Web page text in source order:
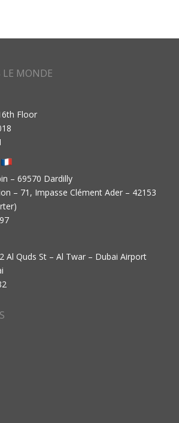
MONDE
Floor
– 69570 Dardilly
– 71, Impasse Clément Ader – 42153
Al Quds St – Al Twar – Dubai Airport